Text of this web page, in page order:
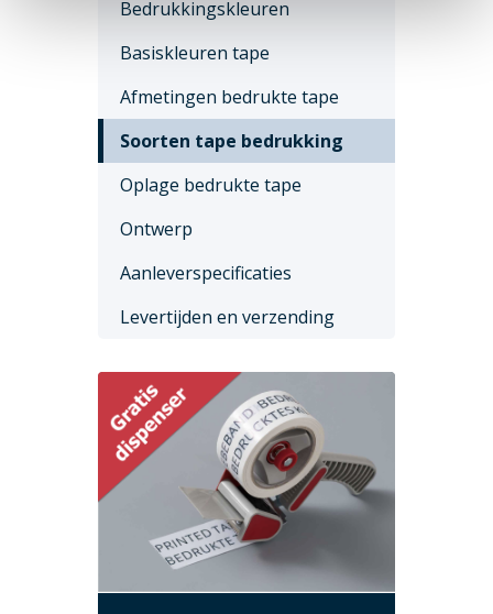
Bedrukkingskleuren
Basiskleuren tape
Afmetingen bedrukte tape
Soorten tape bedrukking
Oplage bedrukte tape
Ontwerp
Aanleverspecificaties
Levertijden en verzending